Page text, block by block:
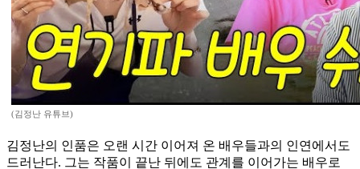
(김정난 유튜브)
김정난의 인품은 오랜 시간 이어져 온 배우들과의 인연에서도
드러난다. 그는 작품이 끝난 뒤에도 관계를 이어가는 배우로